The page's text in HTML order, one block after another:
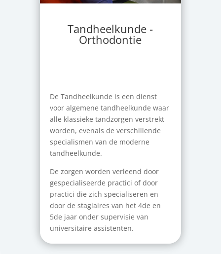
Tandheelkunde -
Orthodontie
De Tandheelkunde is een dienst
voor algemene tandheelkunde waar
alle klassieke tandzorgen verstrekt
worden, evenals de verschillende
specialismen van de moderne
tandheelkunde.
De zorgen worden verleend door
gespecialiseerde practici of door
practici die zich specialiseren en
door de stagiaires van het 4de en
5de jaar onder supervisie van
universitaire assistenten.